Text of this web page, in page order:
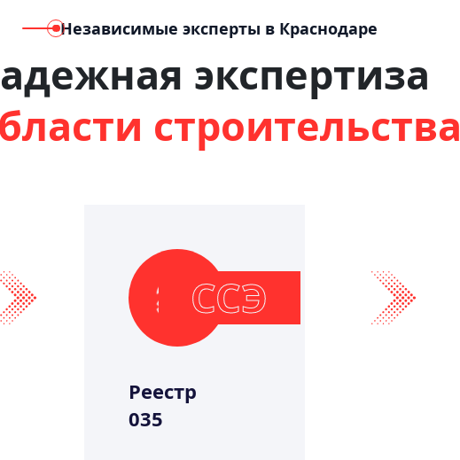
Независимые эксперты в Краснодаре
экспертиза
строительства
ССЭ
Реестр
035